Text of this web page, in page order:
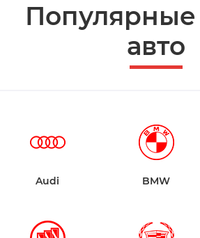
авто
Audi BMW